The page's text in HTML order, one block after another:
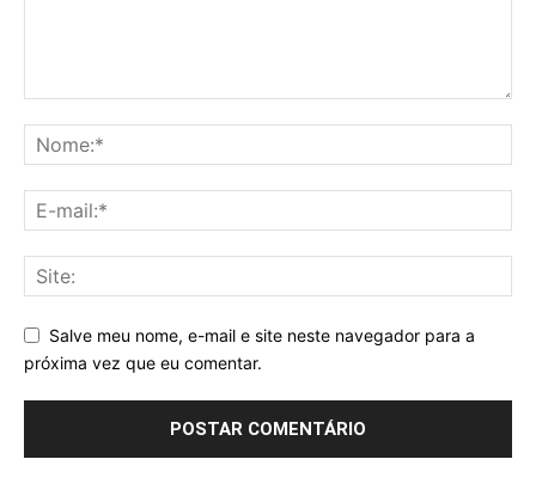
Salve meu nome, e-mail e site neste navegador para a
próxima vez que eu comentar.